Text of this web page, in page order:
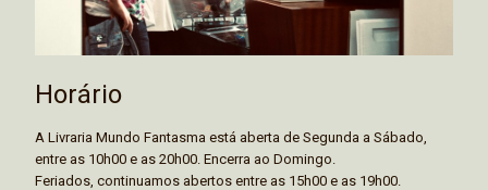
Horário
A Livraria Mundo Fantasma está aberta de Segunda a Sábado,
entre as 10h00 e as 20h00. Encerra ao Domingo.
Feriados, continuamos abertos entre as 15h00 e as 19h00.